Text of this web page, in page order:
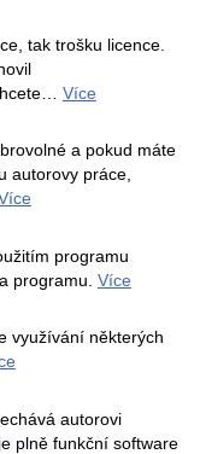
tak trošku licence.
Více
a pokud máte
autorovy práce,
programu
programu. Více
využívání některých
autorovi
plně funkční software